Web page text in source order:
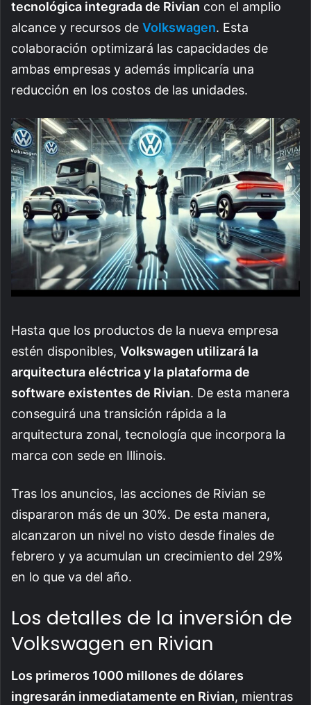
tecnológica integrada de Rivian con el amplio
alcance y recursos de Volkswagen. Esta
colaboración optimizará las capacidades de
ambas empresas y además implicaría una
reducción en los costos de las unidades.
Hasta que los productos de la nueva empresa
estén disponibles, Volkswagen utilizará la
arquitectura eléctrica y la plataforma de
software existentes de Rivian. De esta manera
conseguirá una transición rápida a la
arquitectura zonal, tecnología que incorpora la
marca con sede en Illinois.
Tras los anuncios, las acciones de Rivian se
dispararon más de un 30%. De esta manera,
alcanzaron un nivel no visto desde finales de
febrero y ya acumulan un crecimiento del 29%
en lo que va del año.
Los detalles de la inversión de
Volkswagen en Rivian
Los primeros 1000 millones de dólares
ingresarán inmediatamente en Rivian, mientras